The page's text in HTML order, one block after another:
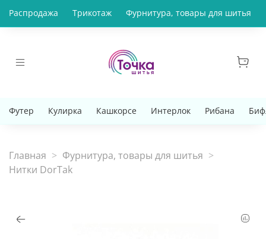
Распродажа Трикотаж Фурнитура, товары для шитья
Футер Кулирка Кашкорсе Интерлок Рибана
Главная
Фурнитура, товары для шитья
Нитки DorTak